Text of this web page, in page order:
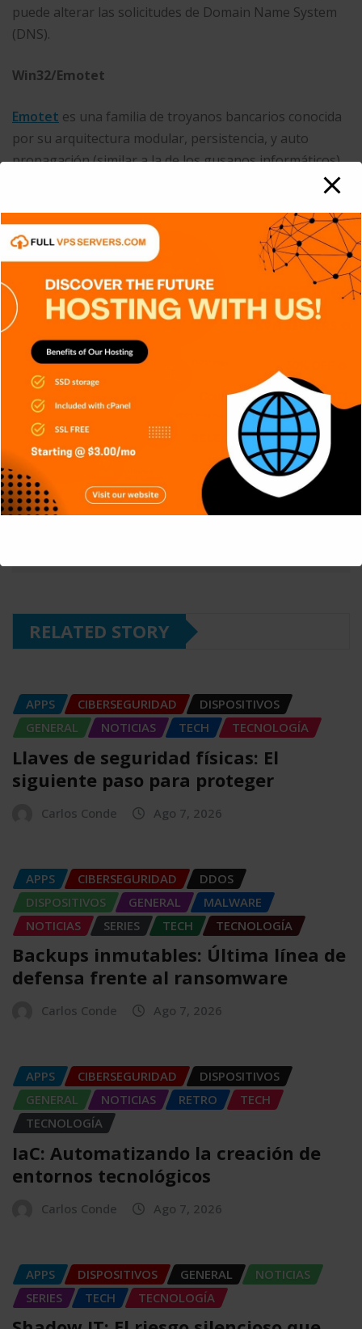
puede alterar las solicitudes de Domain Name System
(DNS).
Win32/Emotet
Emotet es una familia de troyanos bancarios conocida
por su arquitectura modular, persistencia, y auto
propagación (similar a la de los gusanos informáticos).
Otra de sus características es su naturaleza polimórfica,
Utiliza varios métodos para mantener la persistencia,
incluidos servicios y llaves de registro de inicio. Emotet
downloaderpara la
distribución de otras familias de troyanos bancarios.
Malware Tech
Beto Parker
Website:
http://winxgo.com
RELATED STORY
APPS CIBERSEGURIDAD
DISPOSITIVOS
GENERAL
NOTICIAS TECH TECNOLOGÍA
Llaves de seguridad físicas: El
siguiente paso para proteger
Carlos Conde Ago 7, 2026
APPS CIBERSEGURIDAD
DDOS
DISPOSITIVOS
GENERAL
MALWARE
NOTICIAS
SERIES TECH TECNOLOGÍA
Backups inmutables: Última línea de
defensa frente al ransomware
Carlos Conde Ago 7, 2026
APPS CIBERSEGURIDAD
DISPOSITIVOS
GENERAL
NOTICIAS RETRO
TECH
TECNOLOGÍA
IaC: Automatizando la creación de
entornos tecnológicos
Carlos Conde Ago 7, 2026
APPS DISPOSITIVOS GENERAL
NOTICIAS
SERIES
TECH TECNOLOGÍA